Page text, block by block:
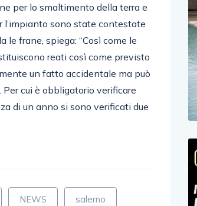
per lo smaltimento della terra e
l’impianto sono state contestate
le frane, spiega: “Così come le
reati così come previsto
un fatto accidentale ma può
cui è obbligatorio verificare
di un anno si sono verificati due
NEWS salerno